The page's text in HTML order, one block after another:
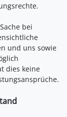
bei
und uns sowie
dies keine